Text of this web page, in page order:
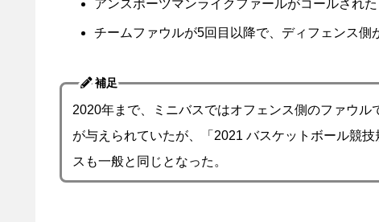
アンスポーツマンライクファールがコールされた
チームファウルが5回目以降で、ディフェンス側
補足
2020年まで、ミニバスではオフェンス側のファウ
が与えられていたが、「2021 バスケットボール競
スも一般と同じとなった。